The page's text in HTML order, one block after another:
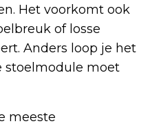
Het voorkomt ook
of losse
Anders loop je het
stoelmodule moet
meeste